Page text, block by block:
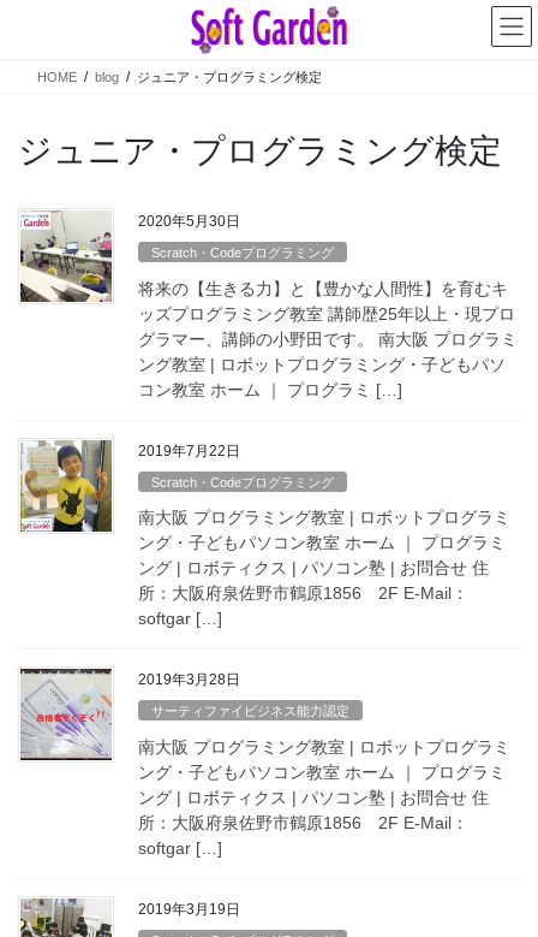
HOME blog ジュニア・プログラミング検定
ジュニア・プログラミング検定
2020年5月30日
Scratch・Codeプログラミング
将来の【生きる力】と【豊かな人間性】を育むキ
ッズプログラミング教室 講師歴25年以上・現プロ
グラマー、講師の小野田です。 南大阪 プログラミ
ング教室 | ロボットプログラミング・子どもパソ
コン教室 ホーム ｜ プログラミ […]
2019年7月22日
Scratch・Codeプログラミング
南大阪 プログラミング教室 | ロボットプログラミ
ング・子どもパソコン教室 ホーム ｜ プログラミ
ング | ロボティクス | パソコン塾 | お問合せ 住
所：大阪府泉佐野市鶴原1856 2F E-Mail：
softgar […]
2019年3月28日
サーティファイビジネス能力認定
南大阪 プログラミング教室 | ロボットプログラミ
ング・子どもパソコン教室 ホーム ｜ プログラミ
ング | ロボティクス | パソコン塾 | お問合せ 住
所：大阪府泉佐野市鶴原1856 2F E-Mail：
softgar […]
2019年3月19日